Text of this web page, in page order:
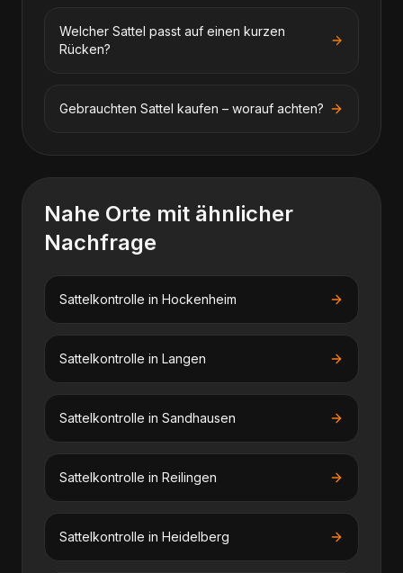
Welcher Sattel passt auf einen kurzen
Rücken?
Gebrauchten Sattel kaufen – worauf achten?
Nahe Orte mit ähnlicher
Nachfrage
Sattelkontrolle in Hockenheim
Sattelkontrolle in Langen
Sattelkontrolle in Sandhausen
Sattelkontrolle in Reilingen
Sattelkontrolle in Heidelberg